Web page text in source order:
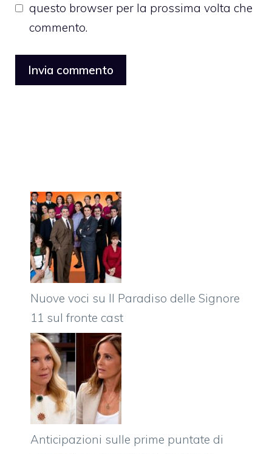
questo browser per la prossima volta che
commento.
Nuove voci su Il Paradiso delle Signore
11 sul fronte cast
Anticipazioni sulle prime puntate di